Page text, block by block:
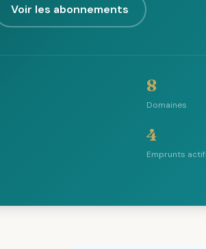
Voir les abonnements
8
Domaines
4
Emprunts